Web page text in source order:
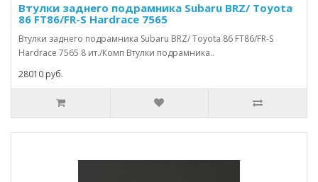
Втулки заднего подрамника Subaru BRZ/ Toyota
86 FT86/FR-S Hardrace 7565
Втулки заднего подрамника Subaru BRZ/ Toyota 86 FT86/FR-S
Hardrace 7565 8 ит./Комп Втулки подрамника..
28010 руб.